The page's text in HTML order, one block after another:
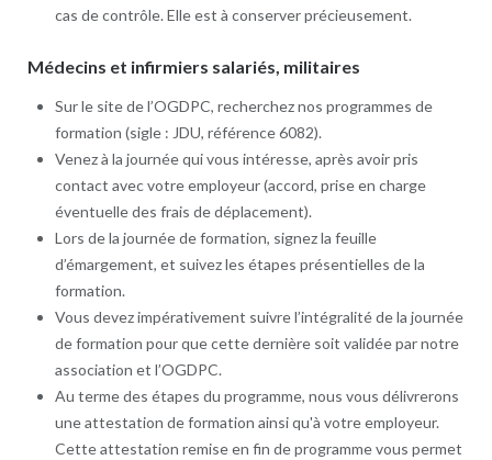
cas de contrôle. Elle est à conserver précieusement.
Médecins et infirmiers salariés, militaires
Sur le site de l’OGDPC, recherchez nos programmes de
formation (sigle : JDU, référence 6082).
Venez à la journée qui vous intéresse, après avoir pris
contact avec votre employeur (accord, prise en charge
éventuelle des frais de déplacement).
Lors de la journée de formation, signez la feuille
d’émargement, et suivez les étapes présentielles de la
formation.
Vous devez impérativement suivre l’intégralité de la journée
de formation pour que cette dernière soit validée par notre
association et l’OGDPC.
Au terme des étapes du programme, nous vous délivrerons
une attestation de formation ainsi qu'à votre employeur.
Cette attestation remise en fin de programme vous permet